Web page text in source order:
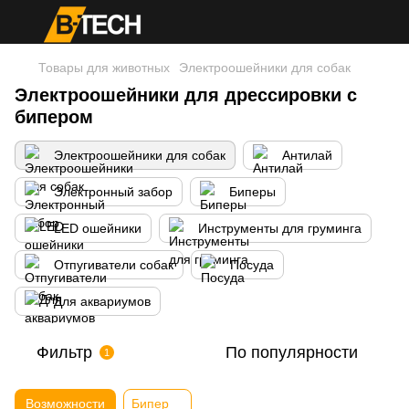
Товары для животных Электроошейники для собак
Электроошейники для дрессировки с
бипером
Электроошейники для собак Антилай
Электронный забор Биперы
LED ошейники Инструменты для груминга
Отпугиватели собак Посуда
Для аквариумов
Фильтр 1 По популярности
Возможности Бипер